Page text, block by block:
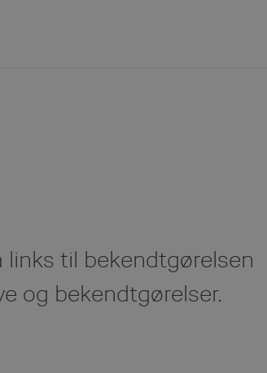
links til bekendtgørelsen
og bekendtgørelser.